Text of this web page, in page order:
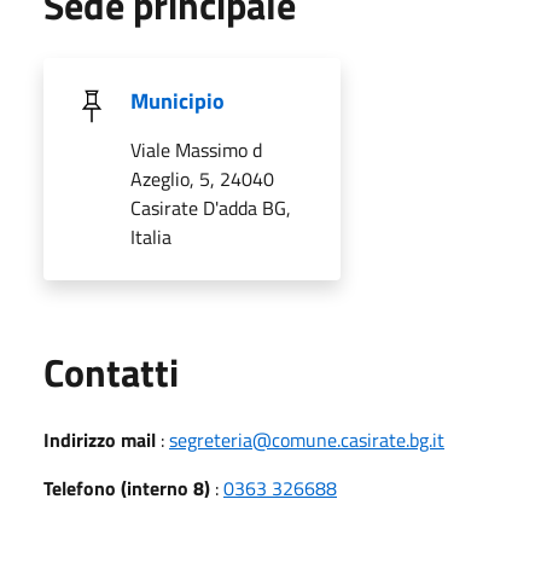
Municipio
Viale Massimo d
Azeglio, 5, 24040
Casirate D'adda BG,
Italia
Contatti
Indirizzo mail :segreteria@comune.casirate.bg.it
Telefono (interno 8) :0363 326688